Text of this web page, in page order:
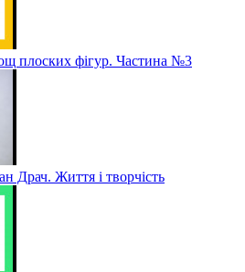
плоских фігур. Частина №3
Драч. Життя і творчість